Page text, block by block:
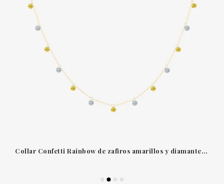
Collar Confetti Rainbow de zafiros amarillos y diamantes en oro amarillo Brune et la Blonde